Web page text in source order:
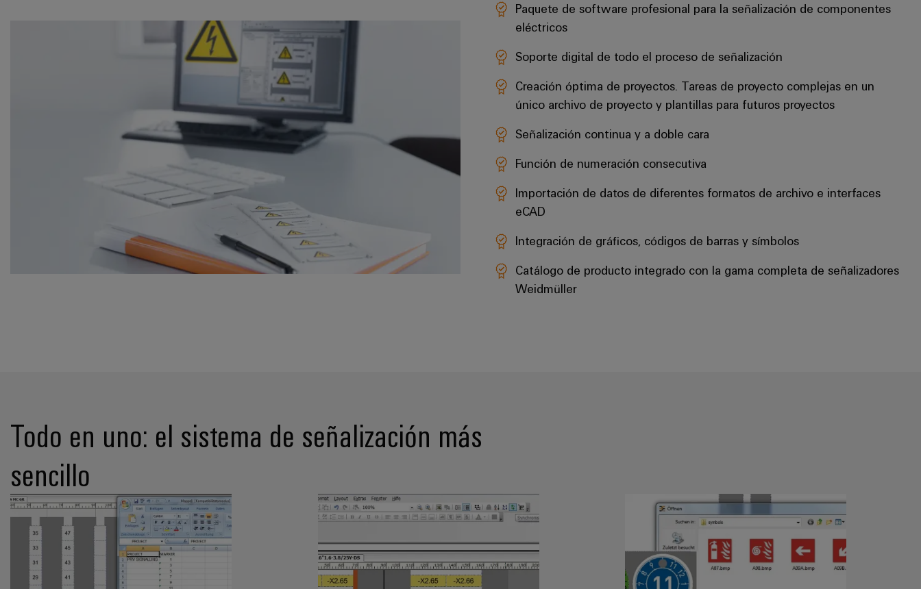
Paquete de software profesional para la señalización de componentes
eléctricos
Soporte digital de todo el proceso de señalización
Creación óptima de proyectos. Tareas de proyecto complejas en un
único archivo de proyecto y plantillas para futuros proyectos
Señalización continua y a doble cara
Función de numeración consecutiva
Importación de datos de diferentes formatos de archivo e interfaces
eCAD
Integración de gráficos, códigos de barras y símbolos
Catálogo de producto integrado con la gama completa de señalizadores
Weidmüller
Todo en uno: el sistema de señalización más
sencillo